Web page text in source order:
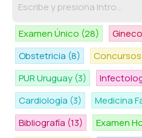
Examen Único (28)
Obstetricia (8) Concursos
PUR Uruguay (3)
Cardiología (3) Medicina
Bibliografía (13) Examen